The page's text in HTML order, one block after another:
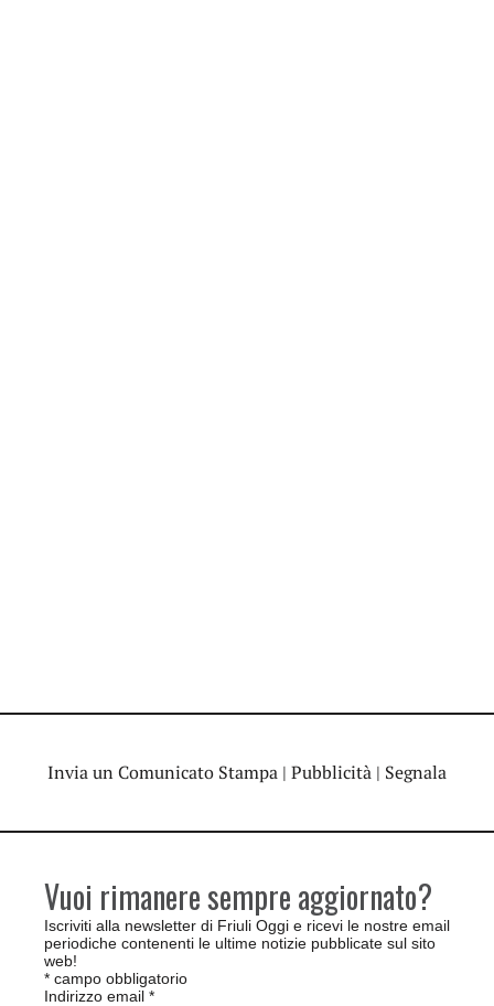
Invia un Comunicato Stampa | Pubblicità | Segnala
Vuoi rimanere sempre aggiornato?
Iscriviti alla newsletter di Friuli Oggi e ricevi le nostre email
periodiche contenenti le ultime notizie pubblicate sul sito
web!
* campo obbligatorio
Indirizzo email *